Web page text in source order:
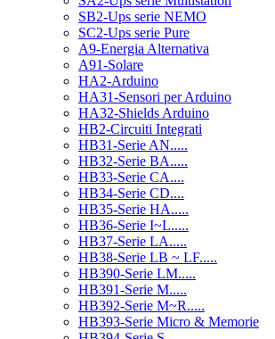
SB2-Ups serie NEMO
SC2-Ups serie Pure
A9-Energia Alternativa
A91-Solare
HA2-Arduino
HA31-Sensori per Arduino
HA32-Shields Arduino
HB2-Circuiti Integrati
HB31-Serie AN.....
HB32-Serie BA.....
HB33-Serie CA....
HB34-Serie CD....
HB35-Serie HA.....
HB36-Serie I~L.....
HB37-Serie LA.....
HB38-Serie LB ~ LF.....
HB390-Serie LM.....
HB391-Serie M.....
HB392-Serie M~R.....
HB393-Serie Micro & Memorie